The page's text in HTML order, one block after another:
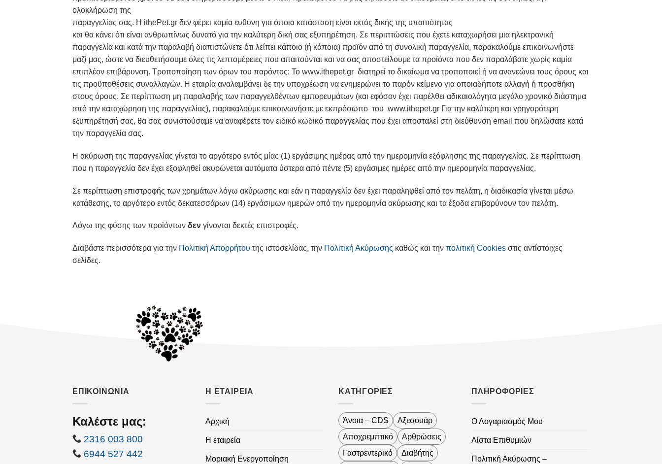
ολοκλήρωση της
παραγγελίας σας. Η ithePet.gr δεν φέρει καμία ευθύνη για όποια κατάσταση είναι εκτός δικής της υπαιτιότητας
και θα κάνει ότι είναι ανθρωπίνως δυνατό για την καλύτερη δική σας εξυπηρέτηση. Σε περιπτώσεις που έχετε καταχωρήσει μια ηλεκτρονική
παραγγελία και κατά την παραλαβή διαπιστώνετε ότι λείπει κάποιο (ή κάποια) προϊόν από τη συνολική παραγγελία, παρακαλούμε επικοινωνήστε
μαζί μας, ώστε να διευθετήσουμε όλες τις λεπτομέρειες που απαιτούνται και να σας αποστείλουμε τα προϊόντα που δεν παραλάβατε χωρίς καμία
επιπλέον επιβάρυνση. Τροποποίηση των όρων του παρόντος: Το www.ithepet.gr διατηρεί το δικαίωμα να τροποποιεί ή να ανανεώνει τους όρους και
τις προϋποθέσεις συναλλαγών. H εταιρία αναλαμβάνει δε την υποχρέωση να ενημερώνει το παρόν κείμενο για οποιαδήποτε αλλαγή ή προσθήκη
στους όρους. Σε περίπτωση μη παραλαβής των παραγγελθέντων εμπορευμάτων (και εφόσον έχει παρέλθει αδικαιολόγητα μεγάλο χρονικό διάστημα
από την καταχώρηση της παραγγελίας), παρακαλούμε επικοινωνήστε με εκπρόσωπο του www.ithepet.gr Για την καλύτερη και γρηγορότερη
εξυπηρέτησή σας, θα σας συνιστούσαμε να αναφέρετε τον ειδικό κωδικό παραγγελίας που έχει αποσταλεί στη διεύθυνση email που δηλώσατε κατά
την παραγγελία σας.
Η ακύρωση της παραγγελίας γίνεται το αργότερο εντός μίας (1) εργάσιμης ημέρας από την ημερομηνία εξόφλησης της παραγγελίας. Σε περίπτωση
που η παραγγελία δεν έχει εξοφληθεί ακυρώνεται αυτόματα ύστερα από πέντε (5) εργάσιμες ημέρες από την ημερομηνία παραγγελίας.
Σε περίπτωση επιστροφής των χρημάτων λόγω ακύρωσης και εάν η παραγγελία δεν έχει παραληφθεί από τον πελάτη, η διαδικασία γίνεται μέσω
κατάθεσης, το αργότερο εντός δεκατεσσάρων (14) εργάσιμων ημερών από την ημερομηνία ακύρωσης και τα έξοδα επιβαρύνουν τον πελάτη.
Λόγω της φύσης των προϊόντων δεν γίνονται δεκτές επιστροφές.
Διαβάστε περισσότερα για την Πολιτική Απορρήτου της ιστοσελίδας, την Πολιτική Ακύρωσης καθώς και την πολιτική Cookies στις αντίστοιχες
σελίδες.
ΕΠΙΚΟΙΝΩΝΙΑ
Καλέστε μας:
2316 003 800
6944 527 442
Η ΕΤΑΙΡΕΙΑ
Αρχική
Η εταιρεία
Μοριακή Ενεργοποίηση
ΚΑΤΗΓΟΡΙΕΣ
Άνοια – CDS
Αξεσουάρ
Αποχρεμπτικό
Αρθρώσεις
Γαστρεντερικό
Διαβήτης
ΠΛΗΡΟΦΟΡΙΕΣ
Ο Λογαριασμός Μου
Λίστα Επιθυμιών
Πολιτική Ακύρωσης –